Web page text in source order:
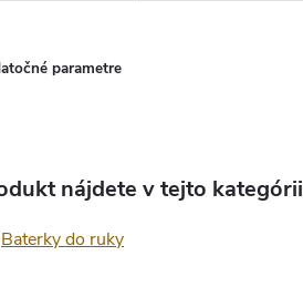
parametre
nájdete v tejto kategórii
Baterky do ruky